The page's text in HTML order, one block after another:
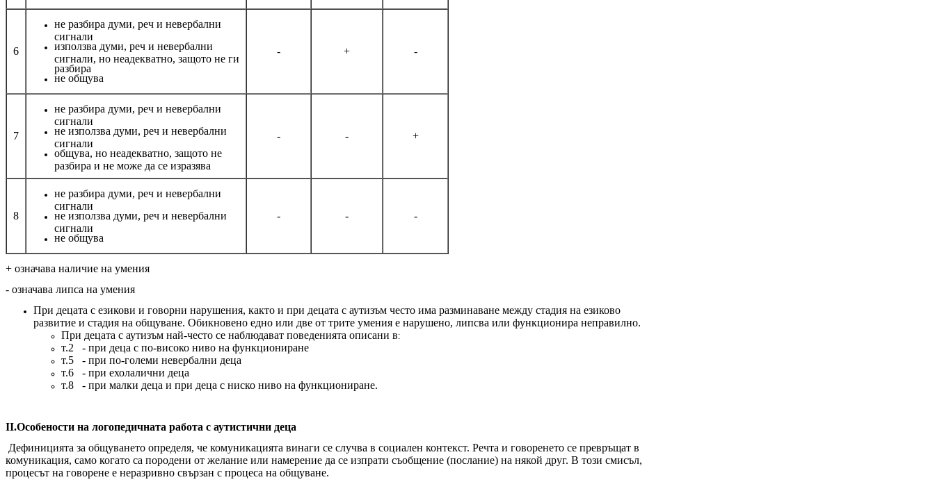
6
не разбира думи, реч и невербални
сигнали
използва думи, реч и невербални
сигнали, но неадекватно, защото не ги
разбира
не общува
- + -
7
не разбира думи, реч и невербални
сигнали
не използва думи, реч и невербални
сигнали
общува, но неадекватно, защото не
разбира и не може да се изразява
- - +
8
не разбира думи, реч и невербални
сигнали
не използва думи, реч и невербални
сигнали
не общува
- - -
+ означава наличие на умения
- означава липса на умения
При децата с езикови и говорни нарушения, както и при децата с аутизъм често има разминаване между стадия на езиково
развитие и стадия на общуване. Обикновено едно или две от трите умения е нарушено, липсва или функционира неправилно.
При децата с аутизъм най-често се наблюдават поведенията описани в:
т.2 - при деца с по-високо ниво на функциониране
т.5 - при по-големи невербални деца
т.6 - при ехолалични деца
т.8 - при малки деца и при деца с ниско ниво на функциониране.
II.Особености на логопедичната работа с аутистични деца
Дефиницията за общуването определя, че комуникацията винаги се случва в социален контекст. Речта и говоренето се превръщат в
комуникация, само когато са породени от желание или намерение да се изпрати съобщение (послание) на някой друг. В този смисъл,
процесът на говорене е неразривно свързан с процеса на общуване.